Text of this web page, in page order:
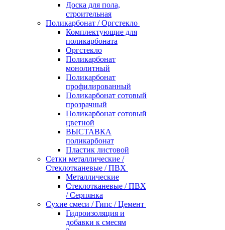
Доска для пола,
строительная
Поликарбонат / Оргстекло
Комплектующие для
поликарбоната
Оргстекло
Поликарбонат
монолитный
Поликарбонат
профилированный
Поликарбонат сотовый
прозрачный
Поликарбонат сотовый
цветной
ВЫСТАВКА
поликарбонат
Пластик листовой
Сетки металлические /
Стеклотканевые / ПВХ
Металлические
Стеклотканевые / ПВХ
/ Серпянка
Сухие смеси / Гипс / Цемент
Гидроизоляция и
добавки к смесям